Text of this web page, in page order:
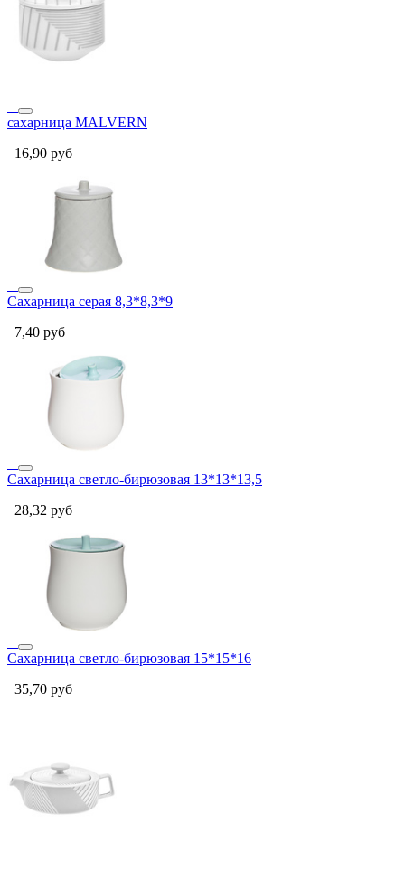
сахарница MALVERN
16,90 руб
Сахарница серая 8,3*8,3*9
7,40 руб
Сахарница светло-бирюзовая 13*13*13,5
28,32 руб
Сахарница светло-бирюзовая 15*15*16
35,70 руб